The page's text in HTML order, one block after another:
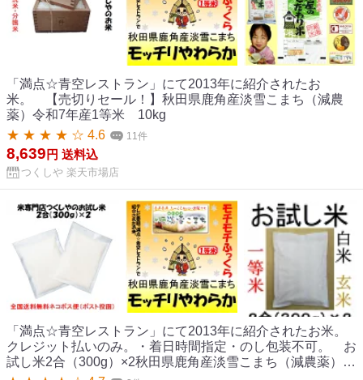
「満点☆青空レストラン」にて2013年に紹介されたお
米。 【売切りセール！】秋田県鹿角産淡雪こまち（減農
薬）令和7年産1等米 10kg
★ ★ ★ ★ ☆ 4.6
11件
8,639 円 送料込
つくしや 楽天市場店
「満点☆青空レストラン」にて2013年に紹介されたお米。
クレジット払いのみ。・着日時間指定・のし包装不可。 お
試し米2合（300g）×2秋田県鹿角産淡雪こまち（減農薬）令
和7年産1等米全国送料無料！！メール便（ポスト投函）